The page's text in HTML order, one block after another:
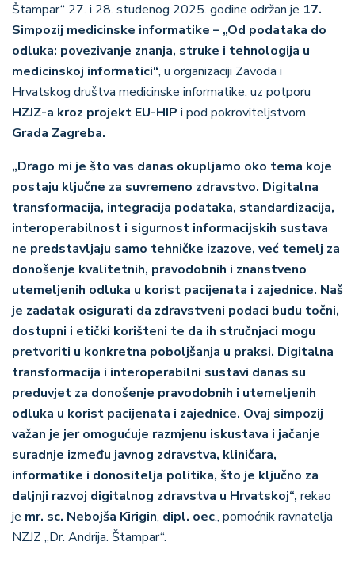
Štampar“ 27. i 28. studenog 2025. godine održan je 17.
Simpozij medicinske informatike – „Od podataka do
odluka: povezivanje znanja, struke i tehnologija u
medicinskoj informatici“, u organizaciji Zavoda i
Hrvatskog društva medicinske informatike, uz potporu
HZJZ-a kroz projekt EU-HIP i pod pokroviteljstvom
Grada Zagreba.
„Drago mi je što vas danas okupljamo oko tema koje
postaju ključne za suvremeno zdravstvo. Digitalna
transformacija, integracija podataka, standardizacija,
interoperabilnost i sigurnost informacijskih sustava
ne predstavljaju samo tehničke izazove, već temelj za
donošenje kvalitetnih, pravodobnih i znanstveno
utemeljenih odluka u korist pacijenata i zajednice. Naš
je zadatak osigurati da zdravstveni podaci budu točni,
dostupni i etički korišteni te da ih stručnjaci mogu
pretvoriti u konkretna poboljšanja u praksi. Digitalna
transformacija i interoperabilni sustavi danas su
preduvjet za donošenje pravodobnih i utemeljenih
odluka u korist pacijenata i zajednice. Ovaj simpozij
važan je jer omogućuje razmjenu iskustava i jačanje
suradnje između javnog zdravstva, kliničara,
informatike i donositelja politika, što je ključno za
daljnji razvoj digitalnog zdravstva u Hrvatskoj“, rekao
je mr. sc. Nebojša Kirigin, dipl. oec., pomoćnik ravnatelja
NZJZ „Dr. Andrija. Štampar“.